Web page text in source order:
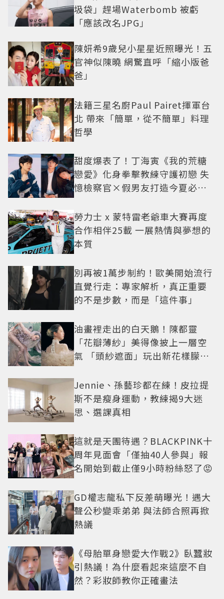
圾袋」趕場Waterbomb 被虧
「應該改名JPG」
陳妍希9歲兒小星星近照曝光！五
官神似陳曉 網驚直呼「縮小版爸
爸」
法籍三星名廚Paul Pairet揮軍台
北 帶來「簡單，從不簡單」料理
哲學
甜度爆表了！丁海寅《我的荒糖
戀愛》化身拳擊教練守護初戀 失
憶檢察官×假男友打造今夏必看
勞力士 x 蒙特雷老爺車大賽再度
合作相伴25載 一展熱情與夢想的
本質
別再被1萬步制約！歐美開始流行
直覺行走：專家解析，真正重要
的不是步數，而是「這件事」
油畫裡走出的白天鵝！陳都靈
「花瓣薄紗」美得像披上一層空
氣 「頭紗遮面」玩出新花樣朦朧
Jennie、孫藝珍都在練！皮拉提
斯不是瘦身運動，教練揭9大迷
思、選課真相
這就是天團待遇？BLACKPINK十
周年見面會「僅抽40人參與」報
名開始到截止僅9小時粉絲怒了😡
GD權志龍私下反差萌曝光！遇大
聲公秒變乖弟弟 與法師合照再掀
熱議
《母胎單身戀愛大作戰2》臥蠶妝
引熱議！為什麼看起來這麼不自
然？彩妝師教你正確畫法